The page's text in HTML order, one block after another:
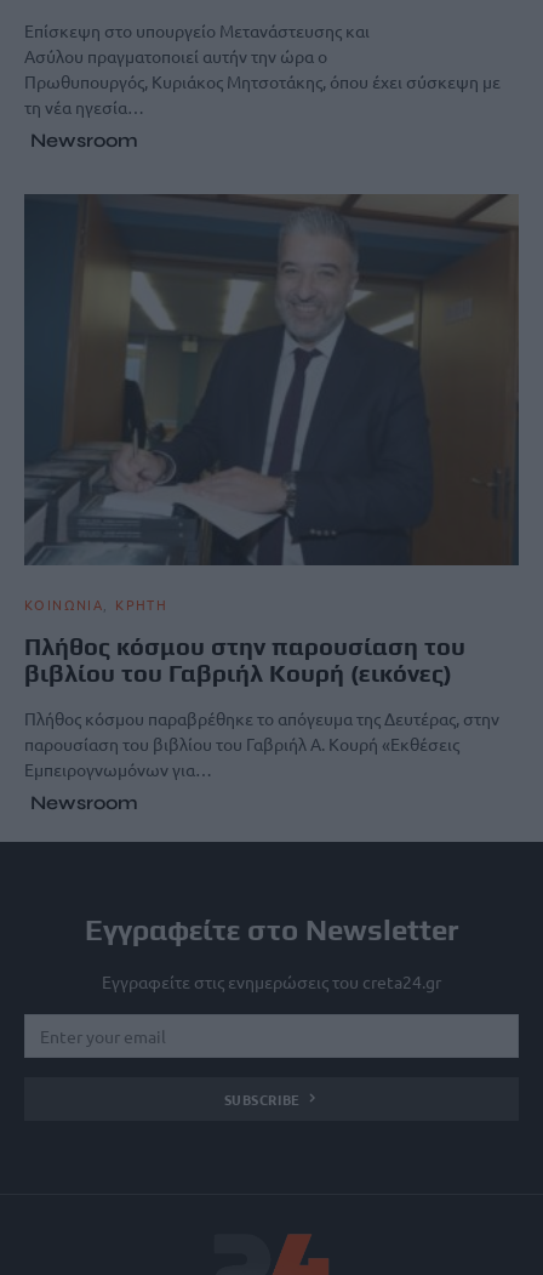
Επίσκεψη στο υπουργείο Μετανάστευσης και
Ασύλου πραγματοποιεί αυτήν την ώρα ο
Πρωθυπουργός, Κυριάκος Μητσοτάκης, όπου έχει σύσκεψη με
τη νέα ηγεσία…
Newsroom
ΚΟΙΝΩΝΙΑ ΚΡΗΤΗ
Πλήθος κόσμου στην παρουσίαση του
βιβλίου του Γαβριήλ Κουρή (εικόνες)
Πλήθος κόσμου παραβρέθηκε το απόγευμα της Δευτέρας, στην
παρουσίαση του βιβλίου του Γαβριήλ Α. Κουρή «Εκθέσεις
Εμπειρογνωμόνων για…
Newsroom
Εγγραφείτε στο Newsletter
Εγγραφείτε στις ενημερώσεις του creta24.gr
SUBSCRIBE